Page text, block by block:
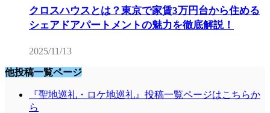
クロスハウスとは？東京で家賃3万円台から住める
シェアドアパートメントの魅力を徹底解説！
2025/11/13
他投稿一覧ページ
『聖地巡礼・ロケ地巡礼』投稿一覧ページはこちらか
ら